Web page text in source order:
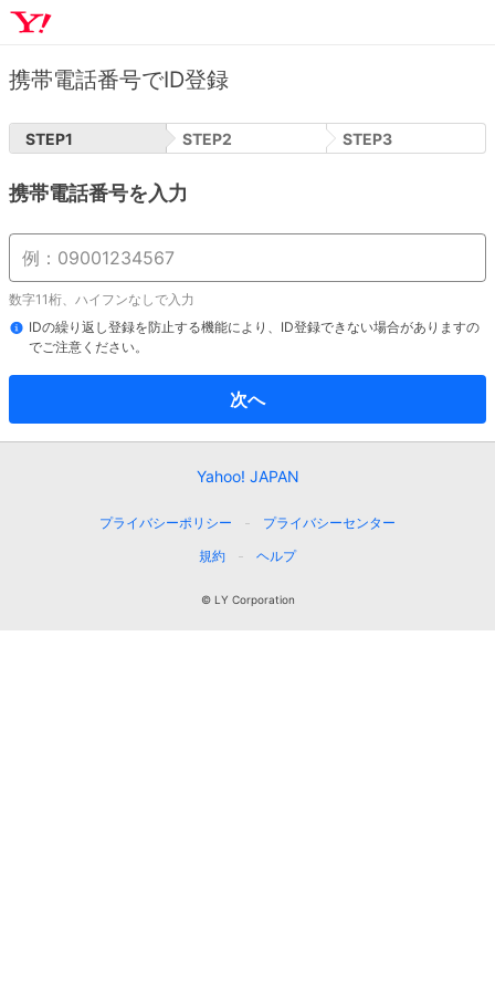
携帯電話番号でID登録
STEP1 STEP2 STEP3
携帯電話番号を入力
数字11桁、ハイフンなしで入力
IDの繰り返し登録を防止する機能により、ID登録できない場合がありますの
でご注意ください。
次へ
Yahoo! JAPAN
プライバシーポリシー
プライバシーセンター
規約
ヘルプ
© LY Corporation